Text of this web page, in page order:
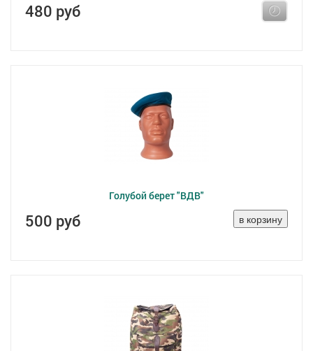
480 руб
Голубой берет "ВДВ"
500 руб